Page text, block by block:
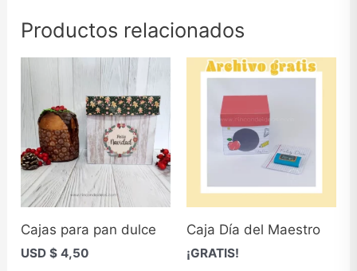
Productos relacionados
Cajas para pan dulce
USD $4,50
Caja Día del Maestro
¡GRATIS!